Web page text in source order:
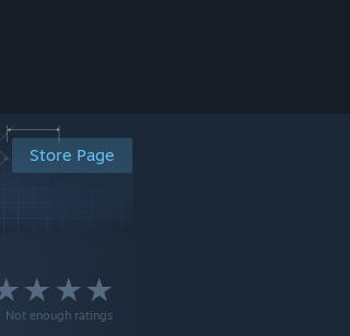
Store Page
Not enough ratings